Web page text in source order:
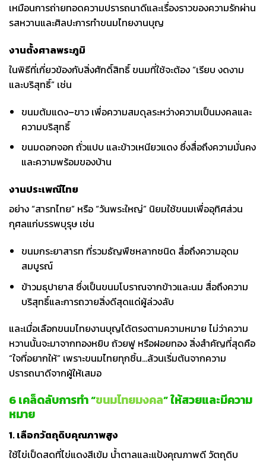
เหมือนการถ่ายทอดความปรารถนาดีและเรื่องราวของความรักผ่าน
รสหวานและศิลปะการทำขนมไทยงานบุญ
งานตั้งศาลพระภูมิ
ในพิธีที่เกี่ยวข้องกับสิ่งศักดิ์สิทธิ์ ขนมที่ใช้จะต้อง “เรียบ งดงาม
และบริสุทธิ์” เช่น
ขนมต้มแดง–ขาว เพื่อความสมดุลระหว่างความเป็นมงคลและ
ความบริสุทธิ์
ขนมดอกจอก ถั่วแปบ และข้าวเหนียวแดง ซึ่งสื่อถึงความมั่นคง
และความพร้อมของบ้าน
งานประเพณีไทย
อย่าง “สารทไทย” หรือ “วันพระใหญ่” นิยมใช้ขนมเพื่ออุทิศส่วน
กุศลแก่บรรพบุรุษ เช่น
ขนมกระยาสารท ที่รวมธัญพืชหลากชนิด สื่อถึงความอุดม
สมบูรณ์
ข้าวมธุปายาส ซึ่งเป็นขนมโบราณจากข้าวและนม สื่อถึงความ
บริสุทธิ์และการถวายสิ่งดีสุดแด่ผู้ล่วงลับ
และเมื่อเลือกขนมไทยงานบุญได้ตรงตามความหมาย ไม่ว่าความ
หวานนั้นจะมาจากทองหยิบ ถ้วยฟู หรือฝอยทอง สิ่งสำคัญที่สุดคือ
“ใจที่อยากให้” เพราะขนมไทยทุกชิ้น…ล้วนเริ่มต้นจากความ
ปรารถนาดีจากผู้ให้เสมอ
6 เคล็ดลับการทำ “ขนมไทยมงคล” ให้สวยและมีความ
หมาย
1. เลือกวัตถุดิบคุณภาพสูง
ใช้ไข่เป็ดสดที่ไข่แดงสีเข้ม น้ำตาลและแป้งคุณภาพดี วัตถุดิบ